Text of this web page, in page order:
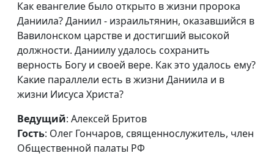
Как сделать правильный
выбор?
Юлия Синицына,
Лазарев Валерий
Владиславович,
священнослужитель
Христианство как
ученичество
Юлия Синицына,
священнослужитель
Библия о счастье
Как евангелие было открыто в жизни пророка
Даниила? Даниил - израильтянин, оказавшийся в
Вавилонском царстве и достигший высокой
должности. Даниилу удалось сохранить
верность Богу и своей вере. Как это удалось ему?
Какие параллели есть в жизни Даниила и в
жизни Иисуса Христа?
Ведущий: Алексей Бритов
Гость: Олег Гончаров, священнослужитель, член
Общественной палаты РФ